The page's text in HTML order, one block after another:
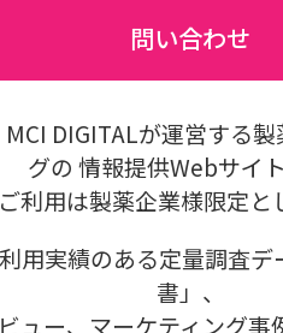
問い合わせ
MCI DIGITALが運営する
グの 情報提供Webサイト
利用は製薬企業様限定と
用実績のある定量調査
書」、
ュー、マーケティング事